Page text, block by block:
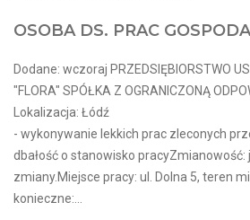
OSOBA DS. PRAC
Dodane: wczoraj PRZEDSIĘBIORSTWO
"FLORA" SPÓŁKA Z OGRANICZONĄ
Lokalizacja: Łódź
- wykonywanie lekkich prac zleconych
dbałość o stanowisko
zmiany.Miejsce pracy: ul. Dolna 5, teren
konieczne:...